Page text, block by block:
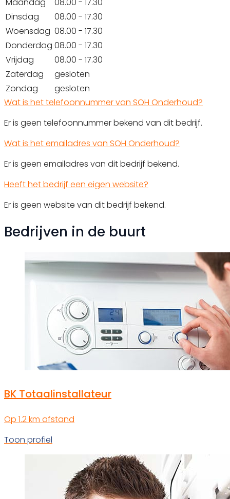
Dinsdag
08.00 - 17.30
Woensdag 08.00 - 17.30
Donderdag 08.00 - 17.30
Vrijdag
08.00 - 17.30
Zaterdag
gesloten
Zondag
gesloten
Wat is het telefoonnummer van SOH Onderhoud?
Er is geen telefoonnummer bekend van dit bedrijf.
Wat is het emailadres van SOH Onderhoud?
Er is geen emailadres van dit bedrijf bekend.
Heeft het bedrijf een eigen website?
Er is geen website van dit bedrijf bekend.
Bedrijven in de buurt
BK Totaalinstallateur
Op 1.2 km afstand
Toon profiel